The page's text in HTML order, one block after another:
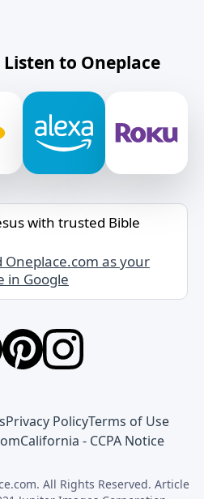
to Oneplace
with trusted Bible
Oneplace.com as your
in Google
Privacy PolicyTerms of Use
California - CCPA Notice
All Rights Reserved. Article